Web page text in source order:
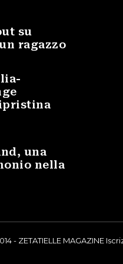
su
ragazzo
una
nella
- ZETATIELLE MAGAZINE